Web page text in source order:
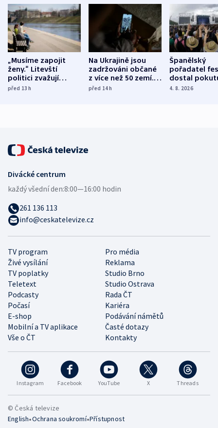
„Musíme zapojit
ženy.“ Litevští
politici zvažují
dohodu o
před 13h
Na Ukrajině jsou
zadržováni občané
z více než 50 zemí.
Bojovali na straně
před 14h
Španělský
pořadatel
dostal
nekalé
4. 8. 2026
Instagram Facebook YouTube X Threads
TV program
Pro média
Živé vysílání
Reklama
TV poplatky
Studio Brno
Teletext
Studio Ostrava
Podcasty
Rada ČT
Počasí
Kariéra
E-shop
Podávání námětů
Mobilní a TV aplikace
Časté dotazy
Vše o ČT
Kontakty
Divácké centrum
každý všední den:8:00—16:00 hodin
261 136 113
info@ceskatelevize.cz
© Česká televize
English•Ochrana soukromí•Přístupnost